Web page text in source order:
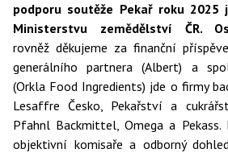
podporu soutěže Pekař roku
Ministerstvu zemědělství ČR.
rovněž děkujeme za finanční
generálního partnera (Albert) a
(Orkla Food Ingredients) jde o firmy
Lesaffre Česko, Pekařství a
Pfahnl Backmittel, Omega a
objektivní komisaře a odborný